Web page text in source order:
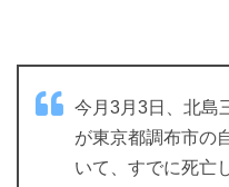
今月3月3日、北島
が東京都調布市の
いて、すでに死亡